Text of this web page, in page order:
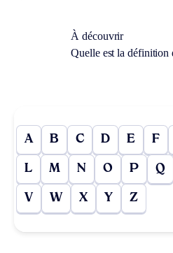
À découvrir
Quelle est la définition
A B C D E F
L M N O P Q
V W X Y Z